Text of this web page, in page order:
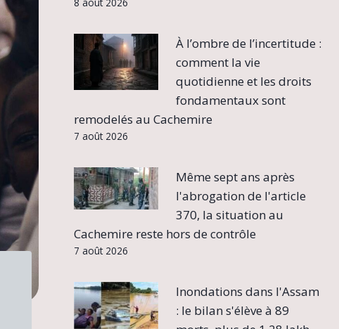
À l’ombre de l’incertitude :
comment la vie
quotidienne et les droits
fondamentaux sont
remodelés au Cachemire
7 août 2026
Même sept ans après
l'abrogation de l'article
370, la situation au
Cachemire reste hors de contrôle
7 août 2026
Inondations dans l'Assam
: le bilan s'élève à 89